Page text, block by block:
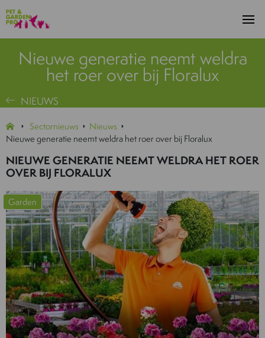
Nieuwe generatie neemt weldra
het roer over bij Floralux
NIEUWS
Sectornieuws
Nieuws
Nieuwe generatie neemt weldra het roer over bij Floralux
NIEUWE GENERATIE NEEMT WELDRA HET ROER
OVER BIJ FLORALUX
Garden